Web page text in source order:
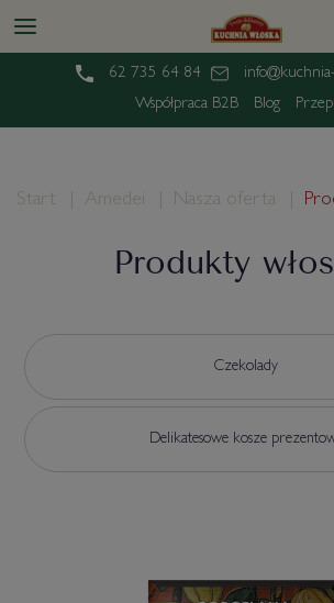
62 735 64 84
Współpraca B2B
Blog
Start Amedei Nasza oferta
Produkty
Czekolady
Delikatesowe kosze